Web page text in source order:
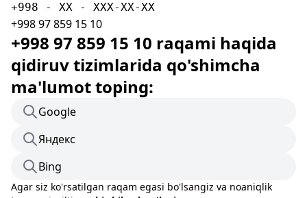
+998 - XX - XXX-XX-XX
+998 97 859 15 10
+998 97 859 15 10 raqami haqida
qidiruv tizimlarida qo'shimcha
ma'lumot toping:
Google
Яндекс
Bing
Agar siz ko'rsatilgan raqam egasi bo'lsangiz va noaniqlik